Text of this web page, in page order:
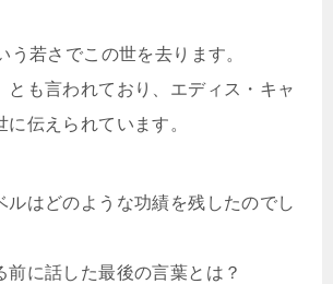
う若さでこの世を去ります。
とも言われており、エディス・キャ
伝えられています。
ルはどのような功績を残したのでし
前に話した最後の言葉とは？